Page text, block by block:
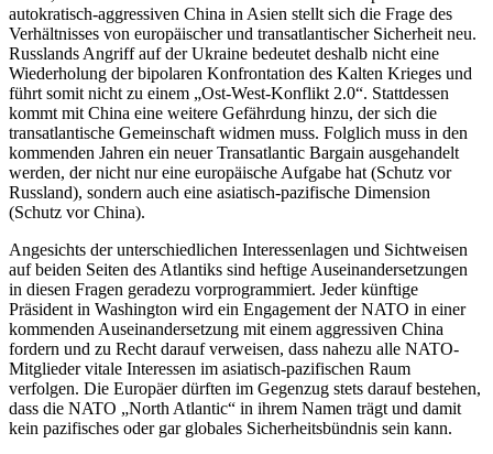
autokratisch-aggressiven China in Asien stellt sich die Frage des
Verhältnisses von europäischer und transatlantischer Sicherheit neu.
Russlands Angriff auf der Ukraine bedeutet deshalb nicht eine
Wiederholung der bipolaren Konfrontation des Kalten Krieges und
führt somit nicht zu einem „Ost-West-Konflikt 2.0“. Stattdessen
kommt mit China eine weitere Gefährdung hinzu, der sich die
transatlantische Gemeinschaft widmen muss. Folglich muss in den
kommenden Jahren ein neuer Transatlantic Bargain ausgehandelt
werden, der nicht nur eine europäische Aufgabe hat (Schutz vor
Russland), sondern auch eine asiatisch-pazifische Dimension
(Schutz vor China).
Angesichts der unterschiedlichen Interessenlagen und Sichtweisen
auf beiden Seiten des Atlantiks sind heftige Auseinandersetzungen
in diesen Fragen geradezu vorprogrammiert. Jeder künftige
Präsident in Washington wird ein Engagement der NATO in einer
kommenden Auseinandersetzung mit einem aggressiven China
fordern und zu Recht darauf verweisen, dass nahezu alle NATO-
Mitglieder vitale Interessen im asiatisch-pazifischen Raum
verfolgen. Die Europäer dürften im Gegenzug stets darauf bestehen,
dass die NATO „North Atlantic“ in ihrem Namen trägt und damit
kein pazifisches oder gar globales Sicherheitsbündnis sein kann.